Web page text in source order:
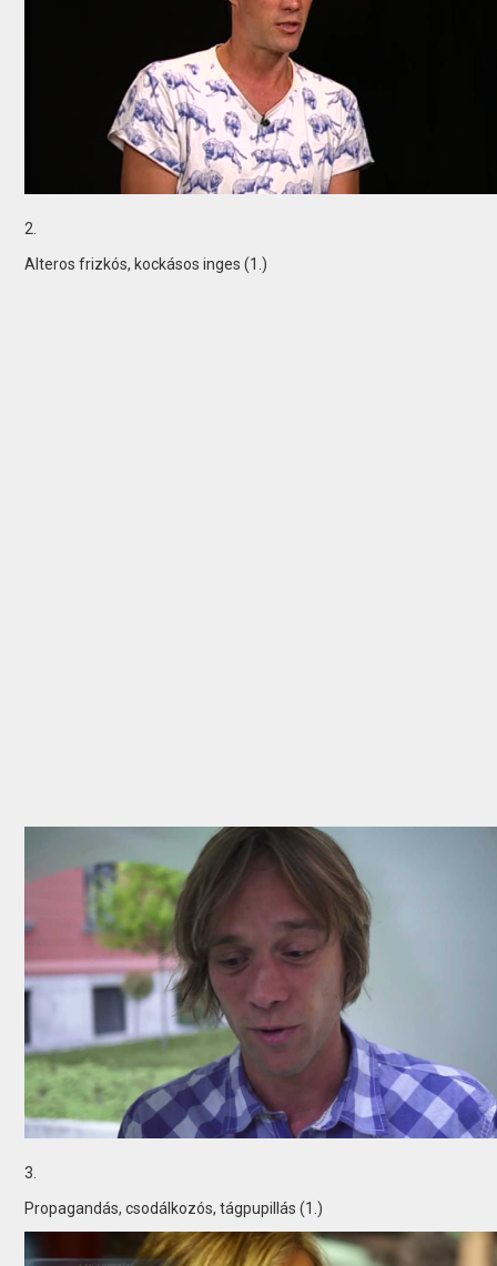
2.
Alteros frizkós, kockásos inges (1.)
3.
Propagandás, csodálkozós, tágpupillás (1.)